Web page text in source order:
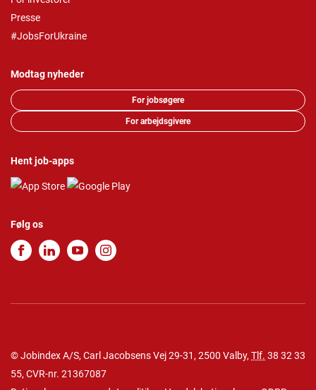
Presse
#JobsForUkraine
Modtag nyheder
For jobsøgere
For arbejdsgivere
Hent job-apps
Følg os
© Jobindex A/S, Carl Jacobsens Vej 29-31, 2500 Valby, Tlf. 38 32 33
55, CVR-nr. 21367087